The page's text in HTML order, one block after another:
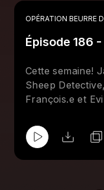
OPÉRATION BEURRE
Épisode 186
Cette semaine!
Sheep
François.e et